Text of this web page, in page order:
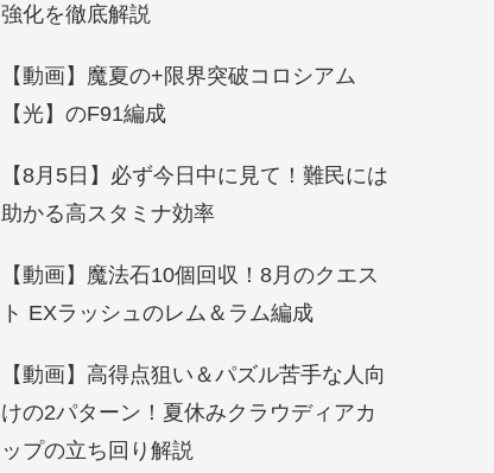
強化を徹底解説
【動画】魔夏の+限界突破コロシアム
【光】のF91編成
【8月5日】必ず今日中に見て！難民には
助かる高スタミナ効率
【動画】魔法石10個回収！8月のクエス
ト EXラッシュのレム＆ラム編成
【動画】高得点狙い＆パズル苦手な人向
けの2パターン！夏休みクラウディアカ
ップの立ち回り解説